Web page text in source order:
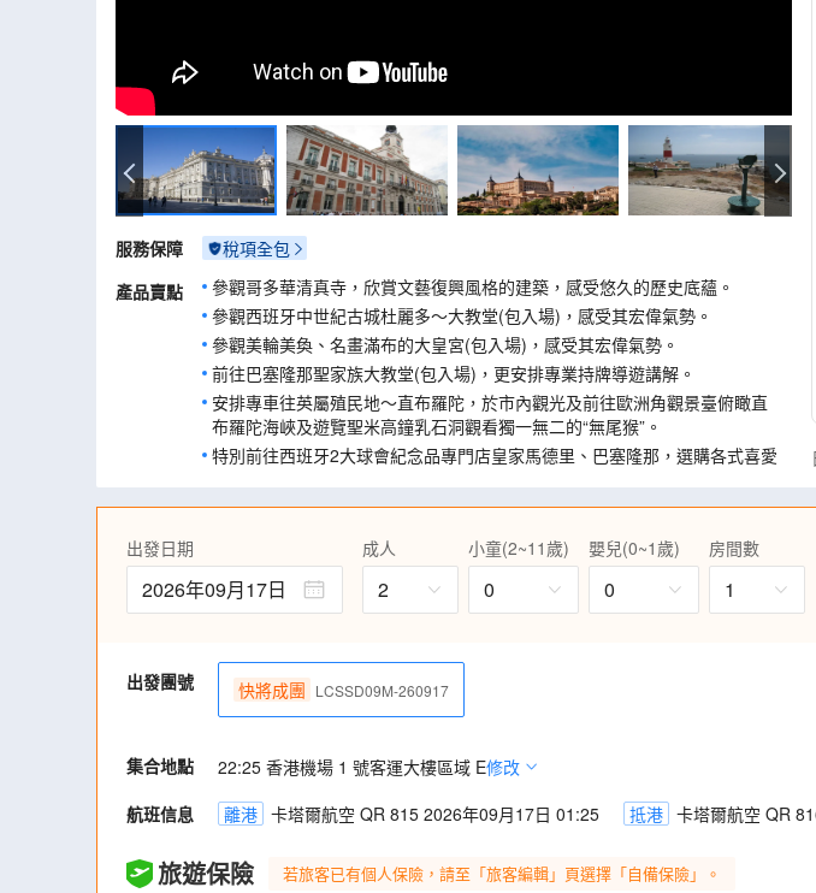
服務保障
稅項全包
產品賣點
參觀哥多華清真寺，欣賞文藝復興風格的建築，感受悠久的歷史底蘊。
參觀西班牙中世紀古城杜麗多～大教堂(包入場)，感受其宏偉氣勢。
參觀美輪美奐、名畫滿布的大皇宮(包入場)，感受其宏偉氣勢。
前往巴塞隆那聖家族大教堂(包入場)，更安排專業持牌導遊講解。
安排專車往英屬殖民地～直布羅陀，於市內觀光及前往歐洲角觀景臺俯瞰直
布羅陀海峽及遊覽聖米高鐘乳石洞觀看獨一無二的“無尾猴”。
特別前往西班牙2大球會紀念品專門店皇家馬德里、巴塞隆那，選購各式喜愛
前往感恩大道，為巴塞隆那最著名的購物區之一，沿街道欣賞綿延的古典建
盡享特色美食，品嚐真正地道西班牙海鮮飯、特色牛尾餐、地道葡式馬介
休、摩洛哥風味餐及西班牙風味～小吃TAPAS等﹔特別安排欣賞佛蘭明哥歌
舞表演連地道晚餐(包飲品一杯)，大快朵頤!
誕氣氛(所有開放時間均以市集當日為準)
出發日期
2026年09月17日
成人
2
小童(2~11歲)
0
嬰兒(0~1歲)
0
房間數
1
出發團號 快將成團 LCSSD09M-260917
集合地點 22:25 香港機場 1 號客運大樓區域 E修改
航班信息
離港 卡塔爾航空 QR 815 2026年09月17日 01:25 抵港 卡塔爾航空 QR
旅遊保險 若旅客已有個人保險，請至「旅客編輯」頁選擇「自備保險」。